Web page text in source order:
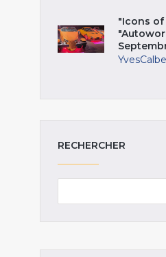
"Icons of
RECHERCHER